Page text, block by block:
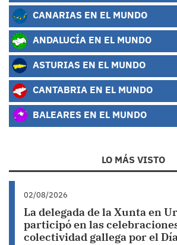
CANARIAS EN EL MUNDO
ANDALUCÍA EN EL MUNDO
ASTURIAS EN EL MUNDO
CANTABRIA EN EL MUNDO
BALEARES EN EL MUNDO
LO MÁS VISTO
02/08/2026
La delegada de la Xunta en
participó en las
colectividad gallega por el